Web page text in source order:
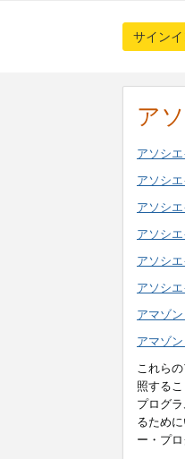
サインイ
ア
アソシ
アソシ
アソシ
アソシ
アソシ
アソシ
アマゾ
アマゾ
これら
照する
プログ
るため
ー・プ